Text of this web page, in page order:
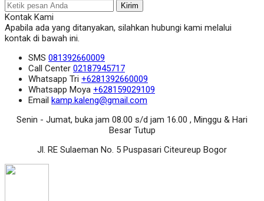
Kirim
Kontak Kami
Apabila ada yang ditanyakan, silahkan hubungi kami melalui
kontak di bawah ini.
SMS 081392660009
Call Center 02187945717
Whatsapp Tri +6281392660009
Whatsapp Moya +628159029109
Email kamp.kaleng@gmail.com
Senin - Jumat, buka jam 08.00 s/d jam 16.00 , Minggu & Hari
Besar Tutup
Jl. RE Sulaeman No. 5 Puspasari Citeureup Bogor